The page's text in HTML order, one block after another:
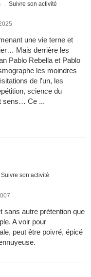
Suivre son activité
une vie terne et
Mais derrière les
Pablo Rebella et Pablo
les moindres
de l’un, les
science du
sens… Ce ...
Suivre son activité
sans autre prétention que
A voir pour
peut être poivré, épicé